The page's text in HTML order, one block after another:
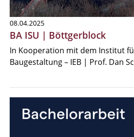
08.04.2025
BA ISU | Böttgerblock
In Kooperation mit dem Institut
Baugestaltung – IEB | Prof. Dan